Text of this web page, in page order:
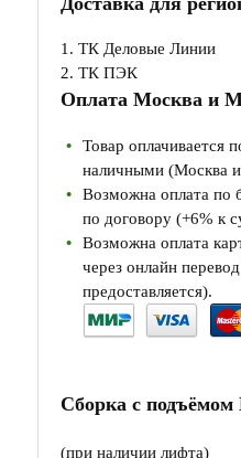
1. ТК Деловые Линии
2. ТК ПЭК
Оплата Москва и
Товар оплачивается
наличными (Москва
Возможна оплата по
по договору (+6% к
Возможна оплата
через онлайн
предоставляется).
Сборка с
(при наличии лифта)